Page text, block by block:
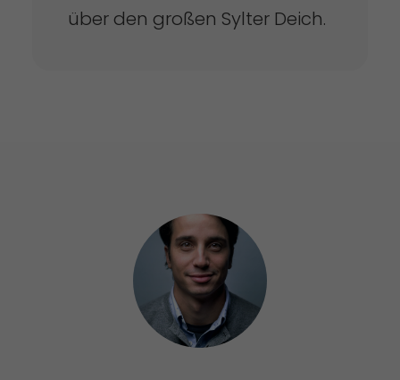
über den großen Sylter Deich.